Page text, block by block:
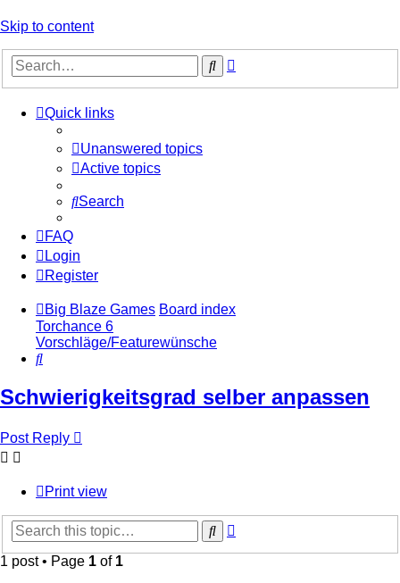
Skip to content
Search
Quick links
Unanswered topics
Active topics
Search
FAQ
Login
Register
Big Blaze Games Board index
Torchance 6
Vorschläge/Featurewünsche
Search
Schwierigkeitsgrad selber anpassen
Post Reply
Print view
Search
1 post • Page 1 of 1